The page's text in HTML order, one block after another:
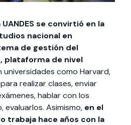
UANDES se convirtió en la
nacional en
de gestión del
, plataforma de nivel
universidades como Harvard,
realizar clases, enviar
hablar con los
evaluarlos. Asimismo, en el
trabaja hace años con la